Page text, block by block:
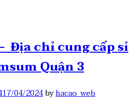
Địa chỉ cung cấp sỉ
Quận 3
17/04/2024byhacao_web